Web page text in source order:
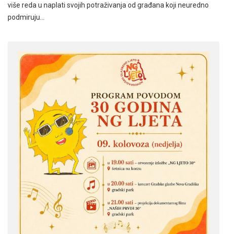
više reda u naplati svojih potraživanja od građana koji neuredno
podmiruju…